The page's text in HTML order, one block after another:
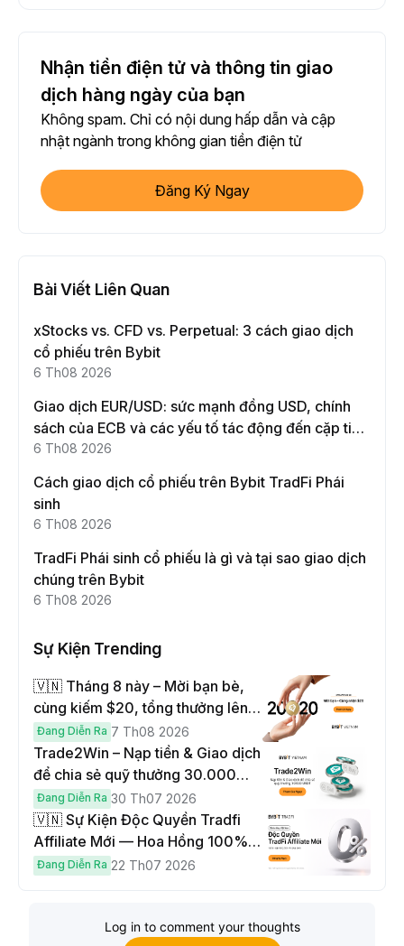
Nhận tiền điện tử và thông tin giao
dịch hàng ngày của bạn
Không spam. Chỉ có nội dung hấp dẫn và cập
nhật ngành trong không gian tiền điện tử
Đăng Ký Ngay
Bài Viết Liên Quan
xStocks vs. CFD vs. Perpetual: 3 cách giao dịch
cổ phiếu trên Bybit
6 Th08 2026
Giao dịch EUR/USD: sức mạnh đồng USD, chính
sách của ECB và các yếu tố tác động đến cặp tiền
này
6 Th08 2026
Cách giao dịch cổ phiếu trên Bybit TradFi Phái
sinh
6 Th08 2026
TradFi Phái sinh cổ phiếu là gì và tại sao giao dịch
chúng trên Bybit
6 Th08 2026
Sự Kiện Trending
🇻🇳 Tháng 8 này – Mời bạn bè,
cùng kiếm $20, tổng thưởng lên
đến $1,000
Đang Diễn Ra 7 Th08 2026
Trade2Win – Nạp tiền & Giao dịch
để chia sẻ quỹ thưởng 30.000
USDT
Đang Diễn Ra 30 Th07 2026
🇻🇳 Sự Kiện Độc Quyền Tradfi
Affiliate Mới — Hoa Hồng 100% &
Hoàn Phí Qua Đêm
Đang Diễn Ra 22 Th07 2026
Log in to comment your thoughts